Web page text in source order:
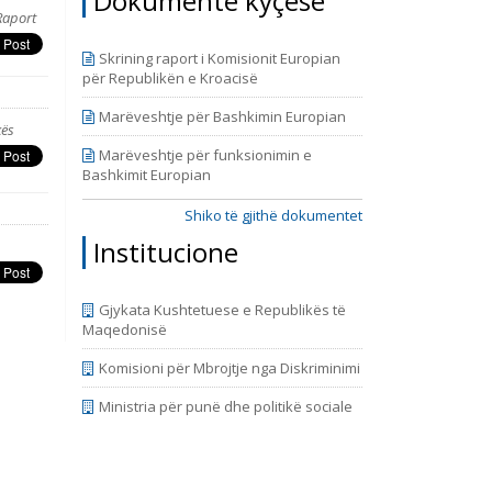
e
Skrining raport i Komisionit Europian
për Republikën e Kroacisë
Marëveshtje për Bashkimin Europian
Marëveshtje për funksionimin e
Bashkimit Europian
Shiko të gjithë dokumentet
Institucione
Gjykata Kushtetuese e Republikës të
Maqedonisë
Komisioni për Mbrojtje nga Diskriminimi
Ministria për punë dhe politikë sociale